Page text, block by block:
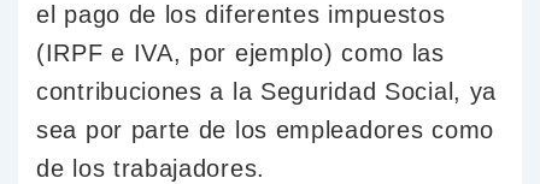
el pago de los diferentes impuestos
(IRPF e IVA, por ejemplo) como las
contribuciones a la Seguridad Social, ya
sea por parte de los empleadores como
de los trabajadores.